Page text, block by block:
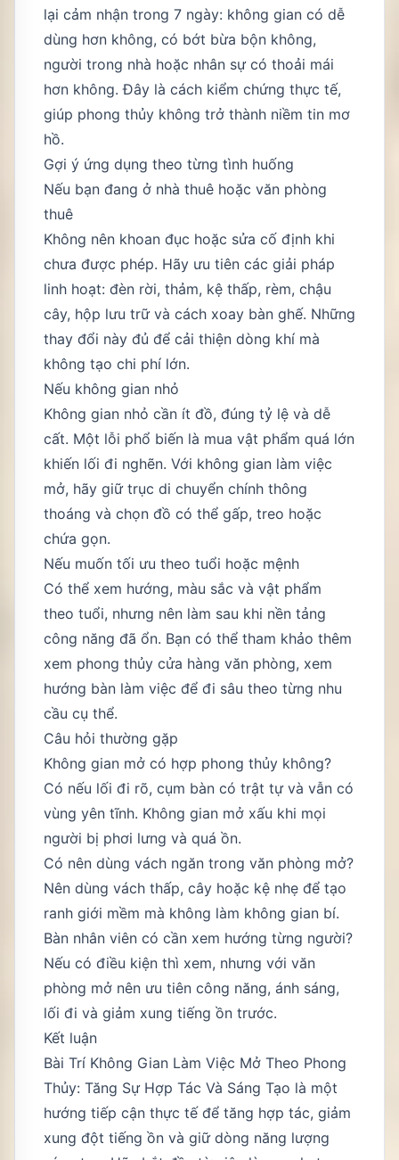
lại cảm nhận trong 7 ngày: không gian có dễ
dùng hơn không, có bớt bừa bộn không,
người trong nhà hoặc nhân sự có thoải mái
hơn không. Đây là cách kiểm chứng thực tế,
giúp phong thủy không trở thành niềm tin mơ
hồ.
Gợi ý ứng dụng theo từng tình huống
Nếu bạn đang ở nhà thuê hoặc văn phòng
thuê
Không nên khoan đục hoặc sửa cố định khi
chưa được phép. Hãy ưu tiên các giải pháp
linh hoạt: đèn rời, thảm, kệ thấp, rèm, chậu
cây, hộp lưu trữ và cách xoay bàn ghế. Những
thay đổi này đủ để cải thiện dòng khí mà
không tạo chi phí lớn.
Nếu không gian nhỏ
Không gian nhỏ cần ít đồ, đúng tỷ lệ và dễ
cất. Một lỗi phổ biến là mua vật phẩm quá lớn
khiến lối đi nghẽn. Với không gian làm việc
mở, hãy giữ trục di chuyển chính thông
thoáng và chọn đồ có thể gấp, treo hoặc
chứa gọn.
Nếu muốn tối ưu theo tuổi hoặc mệnh
Có thể xem hướng, màu sắc và vật phẩm
theo tuổi, nhưng nên làm sau khi nền tảng
công năng đã ổn. Bạn có thể tham khảo thêm
xem phong thủy cửa hàng văn phòng, xem
hướng bàn làm việc để đi sâu theo từng nhu
cầu cụ thể.
Câu hỏi thường gặp
Không gian mở có hợp phong thủy không?
Có nếu lối đi rõ, cụm bàn có trật tự và vẫn có
vùng yên tĩnh. Không gian mở xấu khi mọi
người bị phơi lưng và quá ồn.
Có nên dùng vách ngăn trong văn phòng mở?
Nên dùng vách thấp, cây hoặc kệ nhẹ để tạo
ranh giới mềm mà không làm không gian bí.
Bàn nhân viên có cần xem hướng từng người?
Nếu có điều kiện thì xem, nhưng với văn
phòng mở nên ưu tiên công năng, ánh sáng,
lối đi và giảm xung tiếng ồn trước.
Kết luận
Bài Trí Không Gian Làm Việc Mở Theo Phong
Thủy: Tăng Sự Hợp Tác Và Sáng Tạo là một
hướng tiếp cận thực tế để tăng hợp tác, giảm
xung đột tiếng ồn và giữ dòng năng lượng